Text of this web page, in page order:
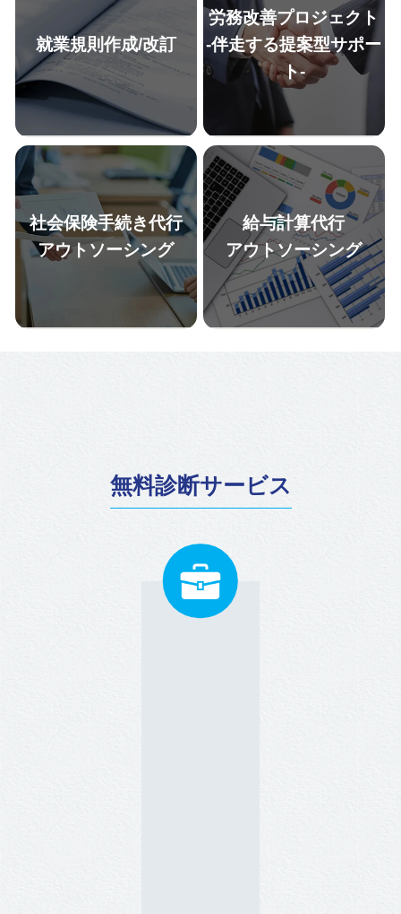
「経営リスク削減のためにも、
定着率向上のためにも労務リス
クを削減したいが、何から手を
つければいいかわからない」、
「働き方改革関連法、その他労
働法の改正に対応できているか
不安」という経営者・人事労務
担当者の方はまずは「労務監
査」で現状を可視化することを
推奨いたします。
迅速なレスポンスで、人事労務
の課題解決と人事部長がすぐと
なりにいるような安心感を提供
いたします。基本的な相談か
ら、目の前で起きている権利の
主張、トラブルの火消しの初動
対応のための相談等にご対応い
たします。その他、経営者や人
事労務担当者が知っておくべき
法改正の情報をタイムリーにお
伝えいたします。
就業規則作成/改訂
就業規則の雛形はインターネッ
トで手に入る時代です。そのよ
うな時代だからこそ、専門家が
労務改善プロジェクト
-伴走する提案型サポー
ト-
労務監査の結果に基づき、貴社
の人事労務の課題の優先順位を
付け、毎月、伴走しながら改善
社会保険手続き代行
アウトソーシング
国の方針で効率化されていると
手続きのアウトソーシングをサ
ービスとして提供しておりま
給与計算代行
アウトソーシング
100名～300名など数百名規模の
にて作業スケジュールを提示し
ています。給与計算業務を確実
かつスムーズに行うため、業務
フロー変更などご提案いただい
無料診断サービス